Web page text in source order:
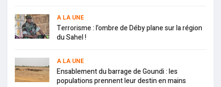
A LA UNE
Terrorisme : l’ombre de Déby plane sur la région
du Sahel !
A LA UNE
Ensablement du barrage de Goundi : les
populations prennent leur destin en mains